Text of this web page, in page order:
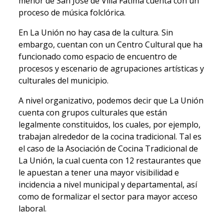
proceso de música folclórica.
En La Unión no hay casa de la cultura. Sin
embargo, cuentan con un Centro Cultural que ha
funcionado como espacio de encuentro de
procesos y escenario de agrupaciones artísticas y
culturales del municipio.
A nivel organizativo, podemos decir que La Unión
cuenta con grupos culturales que están
legalmente constituidos, los cuales, por ejemplo,
trabajan alrededor de la cocina tradicional. Tal es
el caso de la Asociación de Cocina Tradicional de
La Unión, la cual cuenta con 12 restaurantes que
le apuestan a tener una mayor visibilidad e
incidencia a nivel municipal y departamental, así
como de formalizar el sector para mayor acceso
laboral.